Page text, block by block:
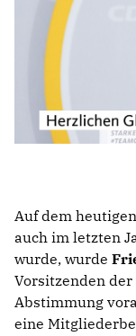
IM
Auf dem
auch im letzten
wurde, wurde
Vorsitzenden der
Abstimmung
eine